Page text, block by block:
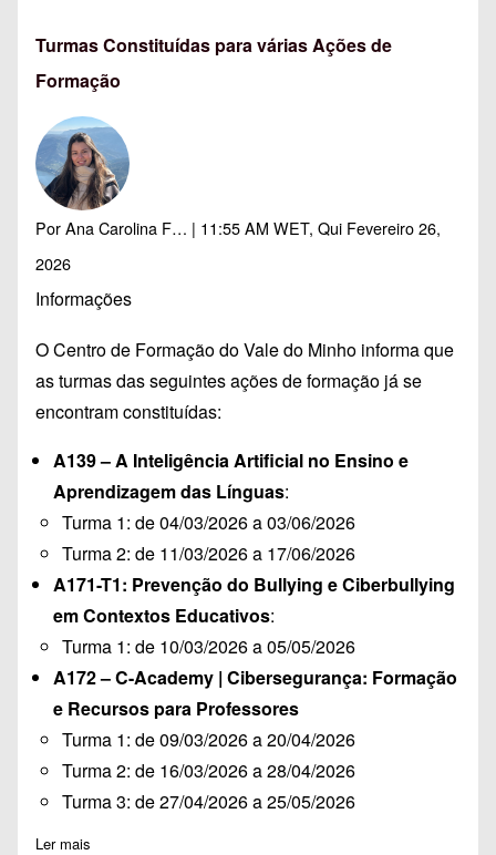
Turmas Constituídas para várias Ações de
Formação
PorAna Carolina F… | 11:55 AM WET, Qui Fevereiro 26,
2026
Informações
O Centro de Formação do Vale do Minho informa que
as turmas das seguintes ações de formação já se
encontram constituídas:
A139 – A Inteligência Artificial no Ensino e
Aprendizagem das Línguas:
Turma 1: de 04/03/2026 a 03/06/2026
Turma 2: de 11/03/2026 a 17/06/2026
A171-T1: Prevenção do Bullying e Ciberbullying
em Contextos Educativos:
Turma 1: de 10/03/2026 a 05/05/2026
A172 – C-Academy | Cibersegurança: Formação
e Recursos para Professores
Turma 1: de 09/03/2026 a 20/04/2026
Turma 2: de 16/03/2026 a 28/04/2026
Turma 3: de 27/04/2026 a 25/05/2026
Ler mais